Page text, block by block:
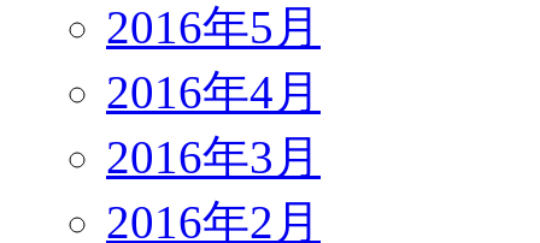
2016年5月
2016年4月
2016年3月
2016年2月